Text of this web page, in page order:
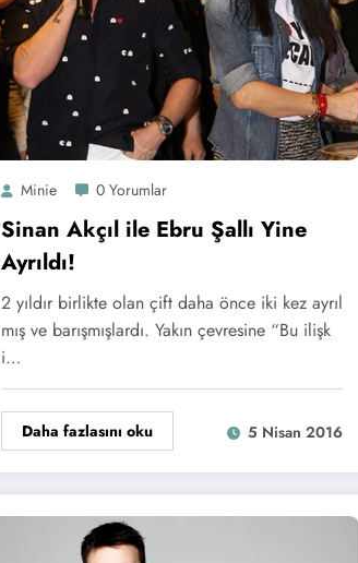
Minie 0 Yorumlar
Sinan Akçıl ile Ebru Şallı Yine
Ayrıldı!
2 yıldır birlikte olan çift daha önce iki kez ayrıl
mış ve barışmışlardı. Yakın çevresine “Bu ilişk
i…
Daha fazlasını oku 5 Nisan 2016